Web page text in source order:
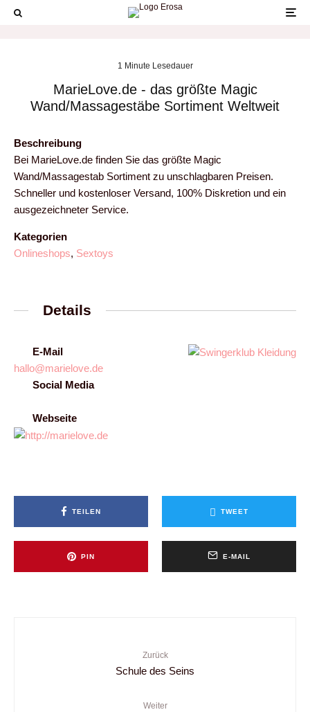
1 Minute Lesedauer
MarieLove.de - das größte Magic
Wand/Massagestäbe Sortiment Weltweit
Beschreibung
Bei MarieLove.de finden Sie das größte Magic
Wand/Massagestab Sortiment zu unschlagbaren Preisen.
Schneller und kostenloser Versand, 100% Diskretion und ein
ausgezeichneter Service.
Kategorien
Onlineshops, Sextoys
Details
E-Mail
hallo@marielove.de
Social Media
Webseite
TEILEN TWEET
PIN E-MAIL
Zurück
Schule des Seins
Weiter